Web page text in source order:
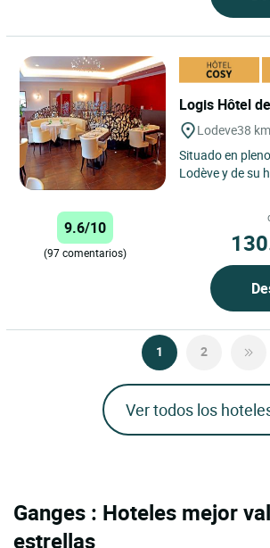
Logis Hôtel
Lodeve38 km
Situado en
Lodève y de su
9.6/10
(97 comentarios)
1 2
Ver todos los
Ganges : Hoteles mejor
estrellas